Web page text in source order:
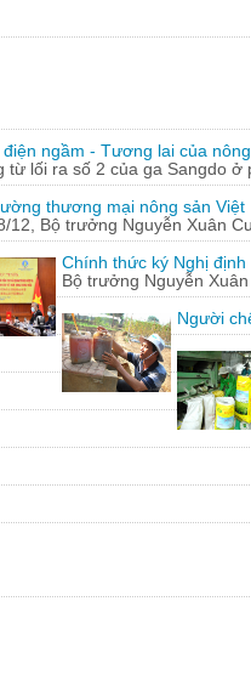
ngầm - Tương lai của
từ lối ra số 2 của ga Sangdo ở
thương mại nông sản Việt
12, Bộ trưởng Nguyễn Xuân
Chính thức ký Nghị
Bộ trưởng Nguyễn
Người